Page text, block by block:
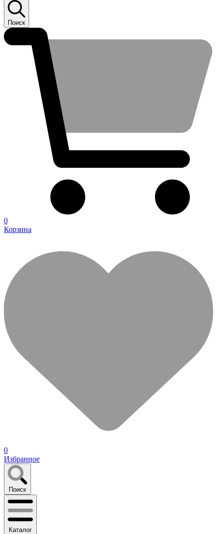
Поиск
0
Корзина
0
Избранное
Поиск
Каталог